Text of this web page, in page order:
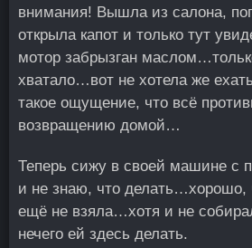
внимания! Вышла из салона,
открыла капот и только тут
мотор забрызган
хватало…вот не хотела же
такое ощущение, что всё
возвращению домой…
Теперь сижу в своей машине с
и не знаю, что делать…хорошо,
ещё не взяла…хотя и не
нечего ей здесь делать.